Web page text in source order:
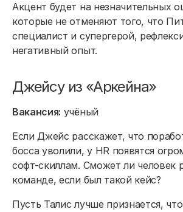
Акцент будет на незначительных
которые не отменяют того, что
специалист и супергерой,
негативный опыт.
Джейсу из «Аркейна»
Вакансия: учёный
Если Джейс расскажет, что
босса уволили, у HR появятся
софт-скиллам. Сможет ли человек
команде, если был такой кейс?
Пусть Талис лучше признается,